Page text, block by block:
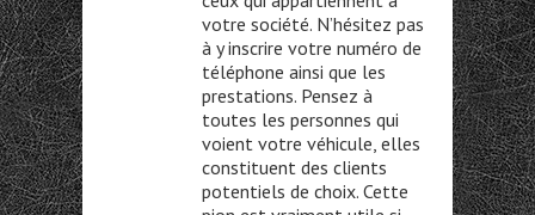
votre société. N’hésitez pas
à y inscrire votre numéro de
téléphone ainsi que les
prestations. Pensez à
toutes les personnes qui
voient votre véhicule, elles
constituent des clients
potentiels de choix. Cette